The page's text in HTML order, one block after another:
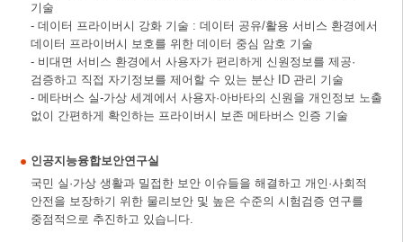
기술
- 데이터 프라이버시 강화 기술 : 데이터 공유/활용 서비스 환경에서
데이터 프라이버시 보호를 위한 데이터 중심 암호 기술
- 비대면 서비스 환경에서 사용자가 편리하게 신원정보를 제공·
검증하고 직접 자기정보를 제어할 수 있는 분산 ID 관리 기술
- 메타버스 실-가상 세계에서 사용자·아바타의 신원을 개인정보 노출
없이 간편하게 확인하는 프라이버시 보존 메타버스 인증 기술
인공지능융합보안연구실
국민 실·가상 생활과 밀접한 보안 이슈들을 해결하고 개인·사회적
안전을 보장하기 위한 물리보안 및 높은 수준의 시험검증 연구를
중점적으로 추진하고 있습니다.